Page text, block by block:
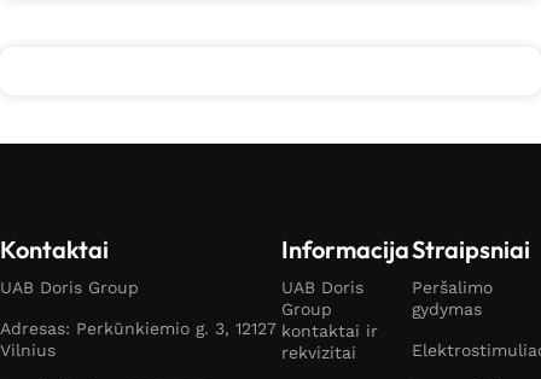
Kontaktai
UAB Doris Group
Adresas: Perkūnkiemio g. 3, 12127
Vilnius
Informacija
UAB Doris
Group
kontaktai ir
rekvizitai
Straipsniai
Peršalimo
gydymas